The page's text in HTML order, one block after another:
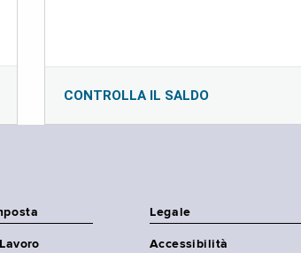
CONTROLLA IL SALDO
Legale
Accessibilità